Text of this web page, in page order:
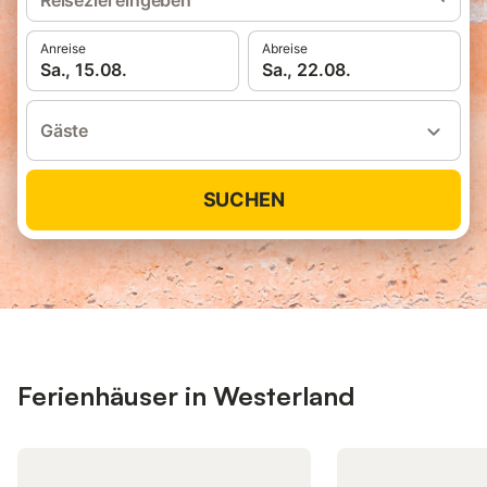
Anreise
Sa., 15.08.
Abreise
Sa., 22.08.
Gäste
SUCHEN
Ferienhäuser in Westerland